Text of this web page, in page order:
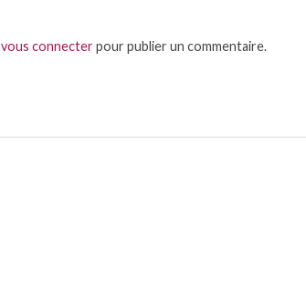
vous connecterpour publier un commentaire.